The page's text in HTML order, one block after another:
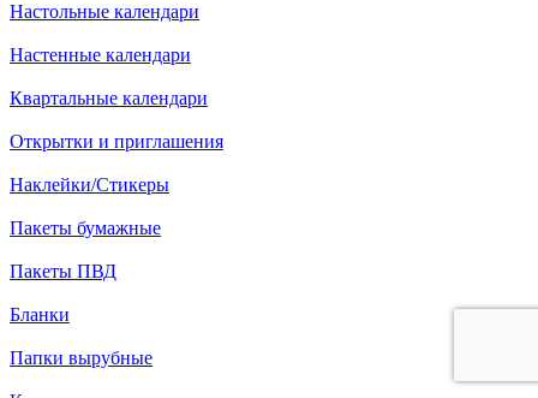
Настольные календари
Настенные календари
Квартальные календари
Открытки и приглашения
Наклейки/Стикеры
Пакеты бумажные
Пакеты ПВД
Бланки
Папки вырубные